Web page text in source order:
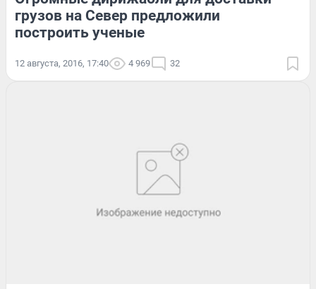
грузов на Север предложили
построить ученые
12 августа, 2016, 17:40 4 969 32